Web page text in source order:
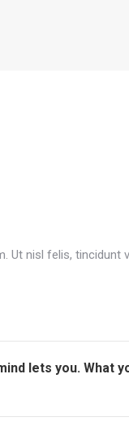
Ut nisl felis, tincidunt
lets you. What